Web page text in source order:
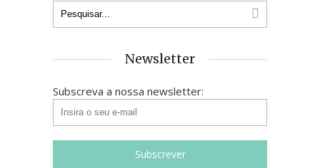
Newsletter
Subscreva a nossa newsletter: